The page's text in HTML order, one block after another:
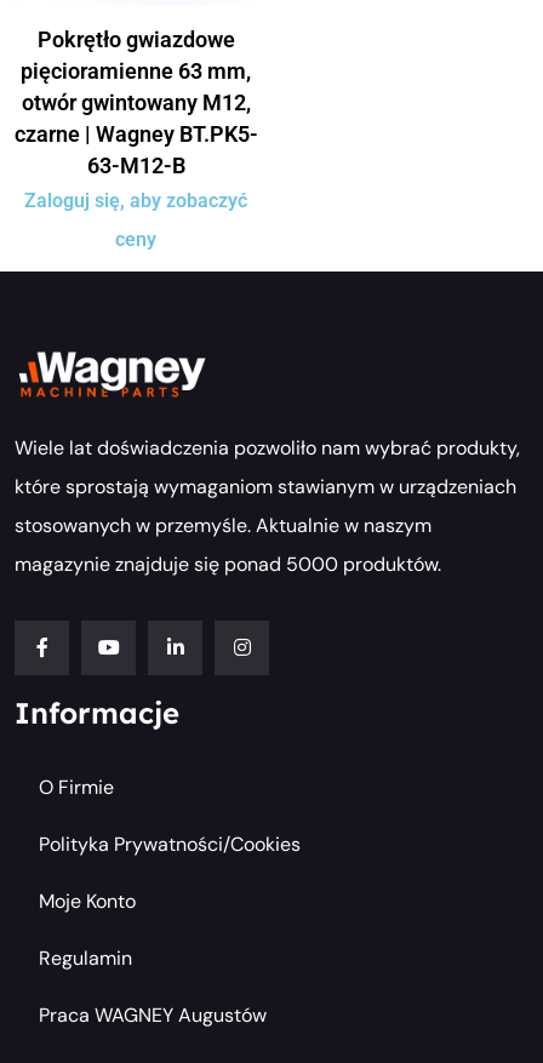
Pokrętło gwiazdowe
pięcioramienne 63 mm,
otwór gwintowany M12,
czarne | Wagney BT.PK5-
63-M12-B
Zaloguj się, aby zobaczyć
ceny
Wiele lat doświadczenia pozwoliło nam wybrać produkty,
które sprostają wymaganiom stawianym w urządzeniach
stosowanych w przemyśle. Aktualnie w naszym
magazynie znajduje się ponad 5000 produktów.
Informacje
O Firmie
Polityka Prywatności/cookies
Moje Konto
Regulamin
Praca WAGNEY Augustów